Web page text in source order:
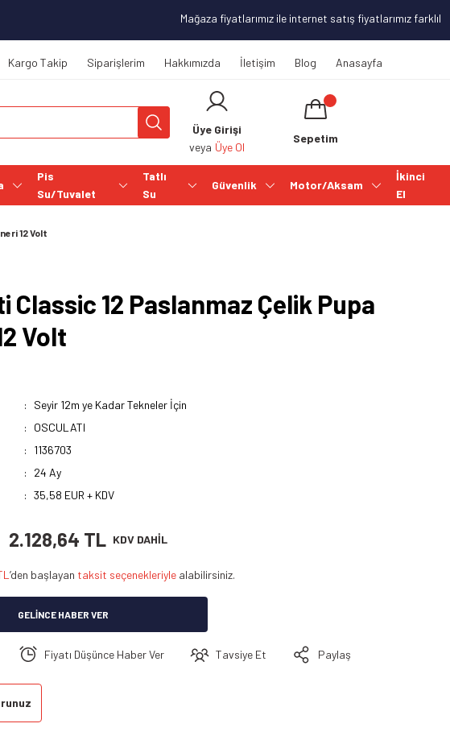
Mağaza fiyatlarımız ile internet satış fiyatlarımız
Kargo Takip Siparişlerim Hakkımızda İletişim Blog Anasayfa
Üye Girişi
veya Üye Ol
Sepetim
Pis
Su/Tuvalet
Tatlı
Su
Güvenlik Motor/Aksam
İkinci
El
12 Volt
Classic 12 Paslanmaz Çelik Pupa
Volt
Seyir 12m ye Kadar Tekneler İçin
OSCULATI
1136703
24 Ay
35,58 EUR + KDV
2.128,64 TL KDV DAHİL
’den başlayan taksit seçenekleriyle alabilirsiniz.
GELINCE HABER VER
Fiyatı Düşünce Haber Ver Tavsiye Et Paylaş